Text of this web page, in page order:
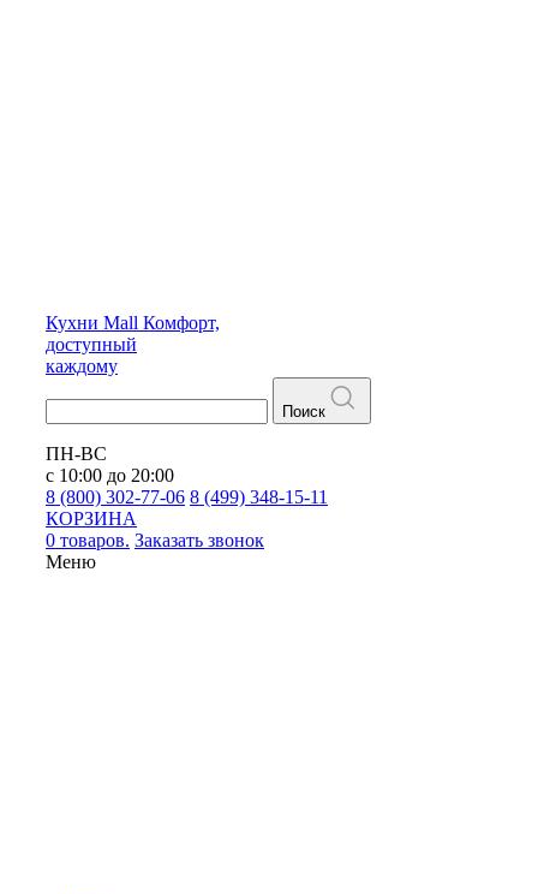
Кухни Mall Комфорт,
доступный
каждому
Поиск
ПН-ВС
с 10:00 до 20:00
8 (800) 302-77-06 8 (499) 348-15-11
КОРЗИНА
0 товаров. Заказать звонок
Меню